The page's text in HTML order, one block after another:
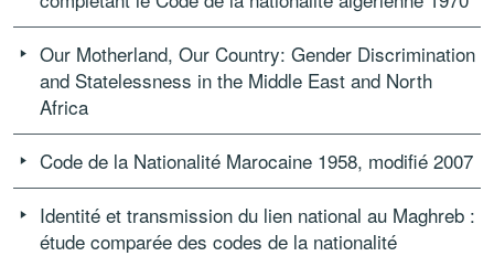
Our Motherland, Our Country: Gender Discrimination
and Statelessness in the Middle East and North
Africa
Code de la Nationalité Marocaine 1958, modifié 2007
Identité et transmission du lien national au Maghreb :
étude comparée des codes de la nationalité